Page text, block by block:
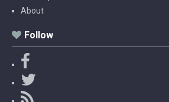
About
Follow
a
c